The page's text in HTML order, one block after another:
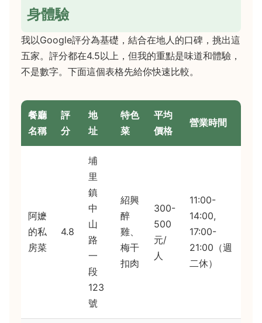
身體驗
我以Google評分為基礎，結合在地人的口碑，挑出這
五家。評分都在4.5以上，但我的重點是味道和體驗，
不是數字。下面這個表格先給你快速比較。
餐廳
名稱
評
分
地
址
特色
菜
平均
價格
營業時間
阿嬷
的私
房菜
4.8
埔
里
鎮
中
山
路
一
段
123
號
紹興
醉
雞、
梅干
扣肉
300-
500
元/
人
11:00-
14:00,
17:00-
21:00（週
二休）